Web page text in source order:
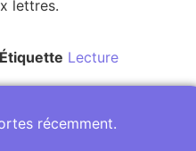
lettres.
Étiquette Lecture
récemment.